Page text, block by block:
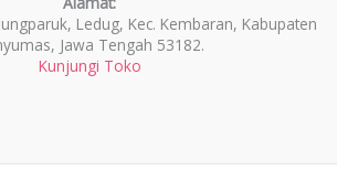
Ledug, Kec. Kembaran, Kabupaten
Jawa Tengah 53182.
Kunjungi Toko